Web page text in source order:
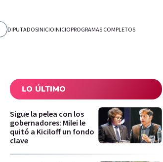
DIPUTADOSINICIOINICIOPROGRAMAS COMPLETOS
LO ÚLTIMO
Sigue la pelea con los
gobernadores: Milei le
quitó a Kiciloff un fondo
clave